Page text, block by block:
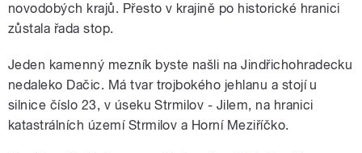
novodobých krajů. Přesto v krajině po historické hranici
zůstala řada stop.
Jeden kamenný mezník byste našli na Jindřichohradecku
nedaleko Dačic. Má tvar trojbokého jehlanu a stojí u
silnice číslo 23, v úseku Strmilov - Jilem, na hranici
katastrálních území Strmilov a Horní Meziříčko.